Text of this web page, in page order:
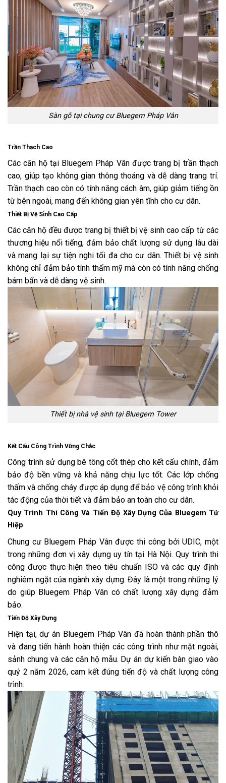
Sàn gỗ tại chung cư Bluegem Pháp Vân
Trần Thạch Cao
Các căn hộ tại Bluegem Pháp Vân được trang bị trần thạch
cao, giúp tạo không gian thông thoáng và dễ dàng trang trí.
Trần thạch cao còn có tính năng cách âm, giúp giảm tiếng ồn
từ bên ngoài, mang đến không gian yên tĩnh cho cư dân.
Thiết Bị Vệ Sinh Cao Cấp
Các căn hộ đều được trang bị thiết bị vệ sinh cao cấp từ các
thương hiệu nổi tiếng, đảm bảo chất lượng sử dụng lâu dài
và mang lại sự tiện nghi tối đa cho cư dân. Thiết bị vệ sinh
không chỉ đảm bảo tính thẩm mỹ mà còn có tính năng chống
bám bẩn và dễ dàng vệ sinh.
Thiết bị nhà vệ sinh tại Bluegem Tower
Kết Cấu Công Trình Vững Chắc
Công trình sử dụng bê tông cốt thép cho kết cấu chính, đảm
bảo độ bền vững và khả năng chịu lực tốt. Các lớp chống
thấm và chống cháy được áp dụng để bảo vệ công trình khỏi
tác động của thời tiết và đảm bảo an toàn cho cư dân.
Quy Trình Thi Công Và Tiến Độ Xây Dựng Của Bluegem Tứ
Hiệp
Chung cư Bluegem Pháp Vân được thi công bởi UDIC, một
trong những đơn vị xây dựng uy tín tại Hà Nội. Quy trình thi
công được thực hiện theo tiêu chuẩn ISO và các quy định
nghiêm ngặt của ngành xây dựng. Đây là một trong những lý
do giúp Bluegem Pháp Vân có chất lượng xây dựng đảm
bảo.
Tiến Độ Xây Dựng
Hiện tại, dự án Bluegem Pháp Vân đã hoàn thành phần thô
và đang tiến hành hoàn thiện các công trình như mặt ngoài,
sảnh chung và các căn hộ mẫu. Dự án dự kiến bàn giao vào
quý 2 năm 2026, cam kết đúng tiến độ và chất lượng công
trình.